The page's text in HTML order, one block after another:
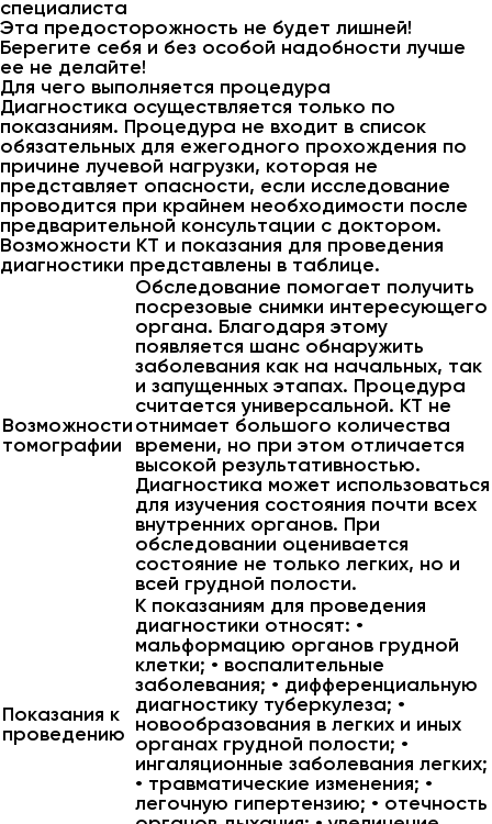
специалиста
Эта предосторожность не будет лишней!
Берегите себя и без особой надобности лучше
ее не делайте!
Для чего выполняется процедура
Диагностика осуществляется только по
показаниям. Процедура не входит в список
обязательных для ежегодного прохождения по
причине лучевой нагрузки, которая не
представляет опасности, если исследование
проводится при крайнем необходимости после
предварительной консультации с доктором.
Возможности КТ и показания для проведения
диагностики представлены в таблице.
Возможности
томографии
Обследование помогает получить
посрезовые снимки интересующего
органа. Благодаря этому
появляется шанс обнаружить
заболевания как на начальных, так
и запущенных этапах. Процедура
считается универсальной. КТ не
отнимает большого количества
времени, но при этом отличается
высокой результативностью.
Диагностика может использоваться
для изучения состояния почти всех
внутренних органов. При
обследовании оценивается
состояние не только легких, но и
всей грудной полости.
Показания к
проведению
К показаниям для проведения
диагностики относят: •
мальформацию органов грудной
клетки; • воспалительные
заболевания; • дифференциальную
диагностику туберкулеза; •
новообразования в легких и иных
органах грудной полости; •
ингаляционные заболевания легких;
• травматические изменения; •
легочную гипертензию; • отечность